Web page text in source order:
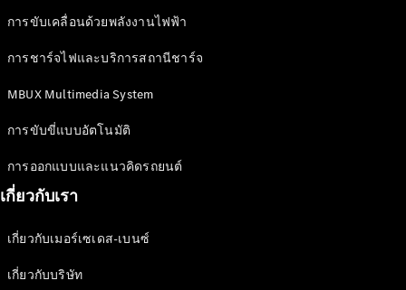
Issue 1-
2025
เล่มเฉพาะ
2024
Issue 1-
เล่มเฉพาะ
Issue 2-
เล่มเฉพาะ
2023
การขับเคลื่อนด้วยพลังงานไฟฟ้า
การชาร์จไฟและบริการสถานีชาร์จ
MBUX Multimedia System
การขับขี่แบบอัตโนมัติ
การออกแบบและแนวคิดรถยนต์
เกี่ยวกับเรา
เกี่ยวกับเมอร์เซเดส-เบนซ์
เกี่ยวกับบริษัท